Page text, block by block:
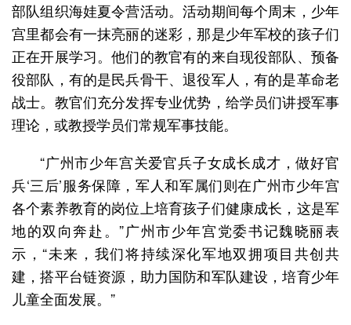
部队组织海娃夏令营活动。活动期间每个周末，少年
宫里都会有一抹亮丽的迷彩，那是少年军校的孩子们
正在开展学习。他们的教官有的来自现役部队、预备
役部队，有的是民兵骨干、退役军人，有的是革命老
战士。教官们充分发挥专业优势，给学员们讲授军事
理论，或教授学员们常规军事技能。
“广州市少年宫关爱官兵子女成长成才，做好官
兵‘三后’服务保障，军人和军属们则在广州市少年宫
各个素养教育的岗位上培育孩子们健康成长，这是军
地的双向奔赴。”广州市少年宫党委书记魏晓丽表
示，“未来，我们将持续深化军地双拥项目共创共
建，搭平台链资源，助力国防和军队建设，培育少年
儿童全面发展。”